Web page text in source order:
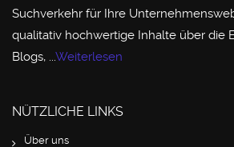
Suchverkehr für Ihre
qualitativ hochwertige Inhalte über die
Blogs, ...Weiterlesen
NÜTZLICHE LINKS
Über uns